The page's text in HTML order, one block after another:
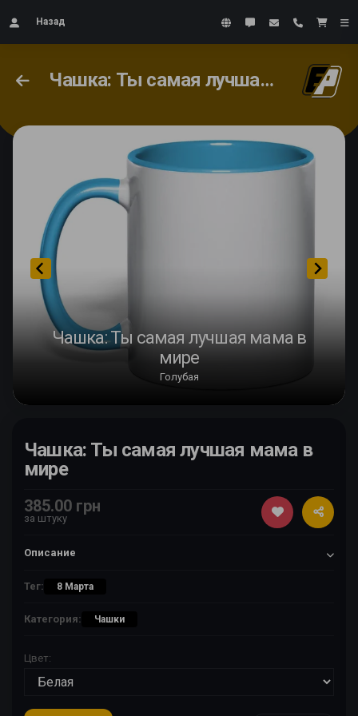
Назад
Чашка: Ты самая лучшая мама в мире
Чашка: Ты самая лучшая мама в
мире
Голубая
Чашка: Ты самая лучшая мама в
мире
385.00 грн
за штуку
Описание
Тег: 8 Марта
Категория: Чашки
Цвет: